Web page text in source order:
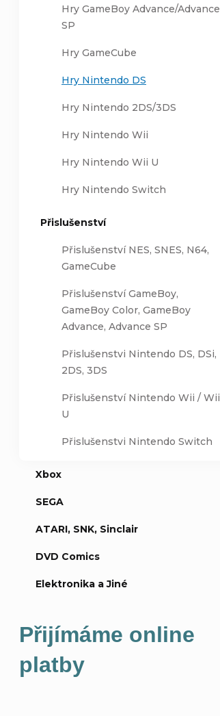
Hry GameBoy Advance/Advance
SP
Hry GameCube
Hry Nintendo DS
Hry Nintendo 2DS/3DS
Hry Nintendo Wii
Hry Nintendo Wii U
Hry Nintendo Switch
Přislušenství
Přislušenství NES, SNES, N64,
GameCube
Přislušenství GameBoy,
GameBoy Color, GameBoy
Advance, Advance SP
Přislušenstvi Nintendo DS, DSi,
2DS, 3DS
Přislušenství Nintendo Wii / Wii
U
Přislušenstvi Nintendo Switch
Xbox
SEGA
ATARI, SNK, Sinclair
DVD Comics
Elektronika a Jiné
Přijímáme online
platby